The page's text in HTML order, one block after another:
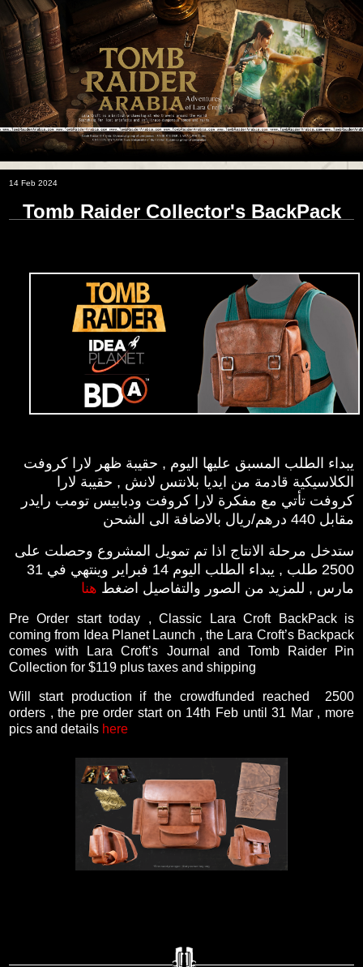
14 Feb 2024
Tomb Raider Collector's BackPack
يبداء الطلب المسبق عليها اليوم , حقيبة ظهر لارا كروفت
الكلاسيكية قادمة من ايديا بلانتس لانش , حقيبة لارا
كروفت تأتي مع مفكرة لارا كروفت ودبابيس تومب رايدر
مقابل 440 درهم/ريال بالاضافة الى الشحن
ستدخل مرحلة الانتاج اذا تم تمويل المشروع وحصلت على
2500 طلب , يبداء الطلب اليوم 14 فبراير وينتهي في 31
مارس , للمزيد من الصور والتفاصيل اضغط هنا
Pre Order start today , Classic Lara Croft BackPack is
coming from Idea Planet Launch , the Lara Croft’s Backpack
comes with Lara Croft’s Journal and Tomb Raider Pin
Collection for $119 plus taxes and shipping
Will start production if the crowdfunded reached 2500
orders , the pre order start on 14th Feb until 31 Mar , more
pics and details here